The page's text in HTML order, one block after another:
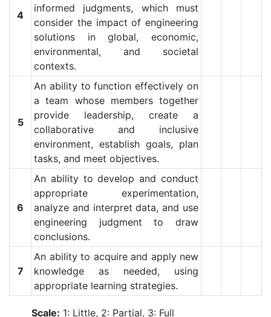
4
informed judgments, which must
consider the impact of engineering
solutions in global, economic,
environmental, and societal
contexts.
5
An ability to function effectively on
a team whose members together
provide leadership, create a
collaborative and inclusive
environment, establish goals, plan
tasks, and meet objectives.
6
An ability to develop and conduct
appropriate experimentation,
analyze and interpret data, and use
engineering judgment to draw
conclusions.
7
An ability to acquire and apply new
knowledge as needed, using
appropriate learning strategies.
Scale: 1: Little, 2: Partial, 3: Full